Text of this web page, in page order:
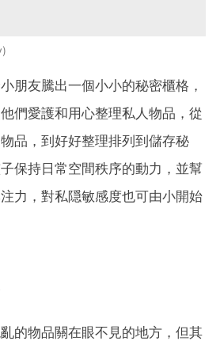
朋友騰出一個小小的秘密櫃格，
們愛護和用心整理私人物品，從
品，到好好整理排列到儲存秘
保持日常空間秩序的動力，並幫
力，對私隠敏感度也可由小開始
的物品關在眼不見的地方，但其